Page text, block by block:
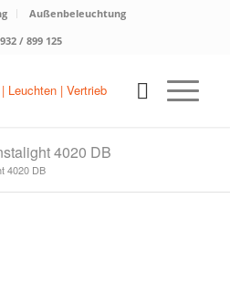
Außenbeleuchtung
/ 899 125
4020 DB
4020 DB